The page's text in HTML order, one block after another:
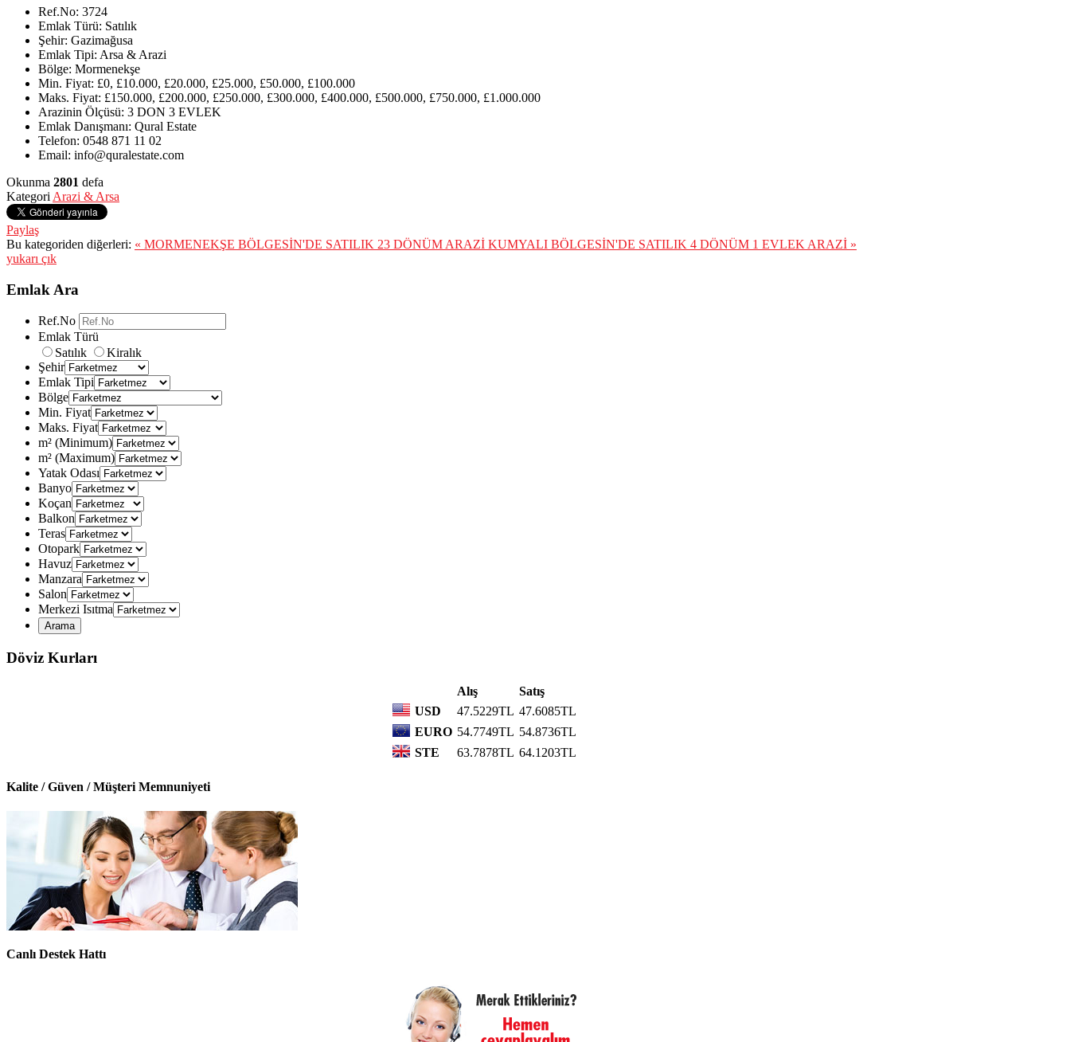
Ref.No: 3724
Emlak Türü: Satılık
Şehir: Gazimağusa
Emlak Tipi: Arsa & Arazi
Bölge: Mormenekşe
Min. Fiyat: £0, £10.000, £20.000, £25.000, £50.000, £100.000
Maks. Fiyat: £150.000, £200.000, £250.000, £300.000, £400.000, £500.000, £750.000, £1.000.000
Arazinin Ölçüsü: 3 DON 3 EVLEK
Emlak Danışmanı: Qural Estate
Telefon: 0548 871 11 02
Email: info@quralestate.com
Okunma 2801 defa
Kategori Arazi & Arsa
Paylaş
Bu kategoriden diğerleri: « MORMENEKŞE BÖLGESİN'DE SATILIK 23 DÖNÜM ARAZİ KUMYALI BÖLGESİN'DE SATILIK 4 DÖNÜM 1 EVLEK ARAZİ »
yukarı çık
Emlak Ara
Ref.No
Emlak Türü
Satılık
Kiralık
Şehir
Emlak Tipi
Bölge
Min. Fiyat
Maks. Fiyat
m² (Minimum)
m² (Maximum)
Yatak Odası
Banyo
Koçan
Balkon
Teras
Otopark
Havuz
Manzara
Salon
Merkezi Isıtma
Döviz Kurları
Alış
Satış
USD
47.5229TL 47.6085TL
EURO 54.7749TL 54.8736TL
STE
63.7878TL 64.1203TL
Kalite / Güven / Müşteri Memnuniyeti
Canlı Destek Hattı